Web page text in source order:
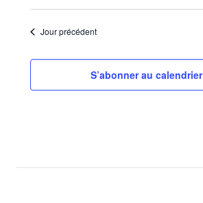
Jour précédent
S’abonner au calendrier